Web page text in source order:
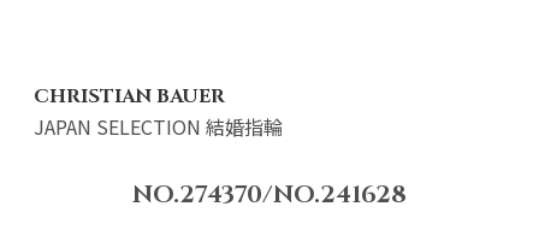
CHRISTIAN BAUER
JAPAN SELECTION 結婚指輪
NO.274370/NO.241628